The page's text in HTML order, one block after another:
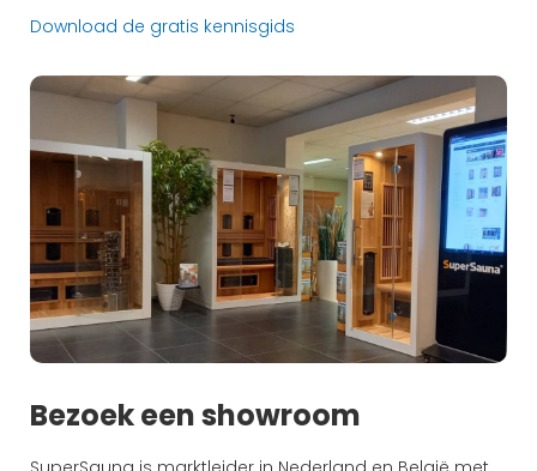
Download de gratis kennisgids
Bezoek een showroom